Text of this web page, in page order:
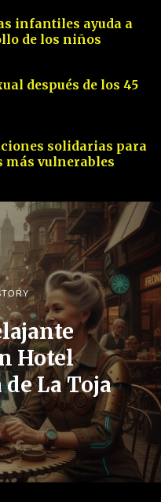
infantiles ayuda a
de los niños
después de los 45
solidarias para
más vulnerables
Hotel
La Toja